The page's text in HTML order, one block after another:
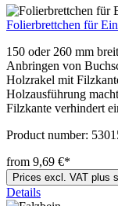
Folierbrettchen für
150 oder 260 mm
Anbringen von
Holzrakel mit
Holzausführung
Filzkante verhindert
Product number:
from 9,69 €*
Prices excl. VAT plus
Details